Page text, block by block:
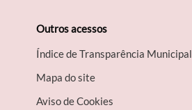
Outros acessos
Índice de Transparência Municipal
Mapa do site
Aviso de Cookies